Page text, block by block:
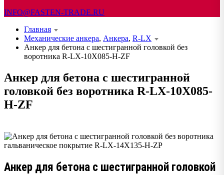
INFO@FASTEN-TRADE.RU
Главная
Механические анкера, Анкера, R-LX
Анкер для бетона с шестигранной головкой без
воротника R-LX-10X085-H-ZF
Анкер для бетона с шестигранной
головкой без воротника R-LX-10X085-
H-ZF
Анкер для бетона с шестигранной головкой